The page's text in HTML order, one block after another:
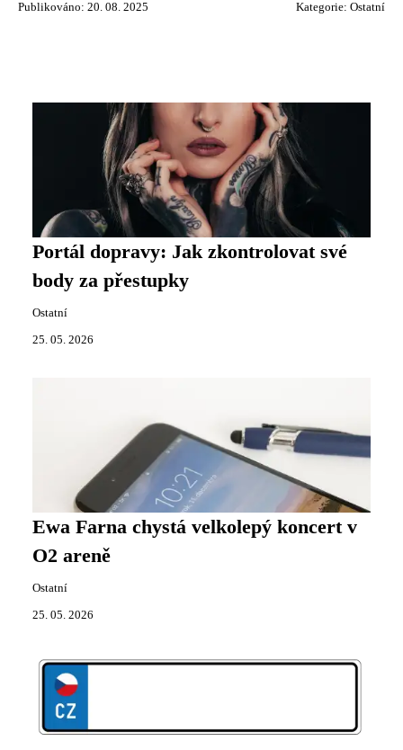
Publikováno: 20. 08. 2025 Kategorie: Ostatní
Portál dopravy: Jak zkontrolovat své
body za přestupky
Ostatní
25. 05. 2026
Ewa Farna chystá velkolepý koncert v
O2 areně
Ostatní
25. 05. 2026